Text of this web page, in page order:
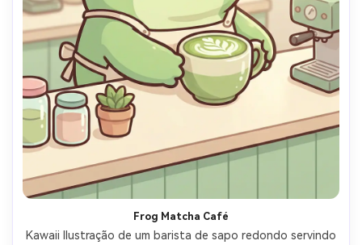
Frog Matcha Café
Kawaii Ilustração de um barista de sapo redondo servindo